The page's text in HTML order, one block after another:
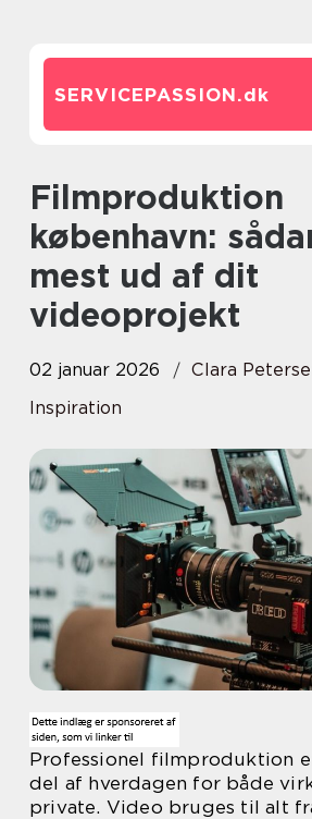
SERVICEPASSION.dk
Filmproduktion
københavn:
mest ud af dit
videoprojekt
02 januar 2026
Clara
Inspiration
Professionel filmproduktion
del af hverdagen for både
private. Video bruges til alt